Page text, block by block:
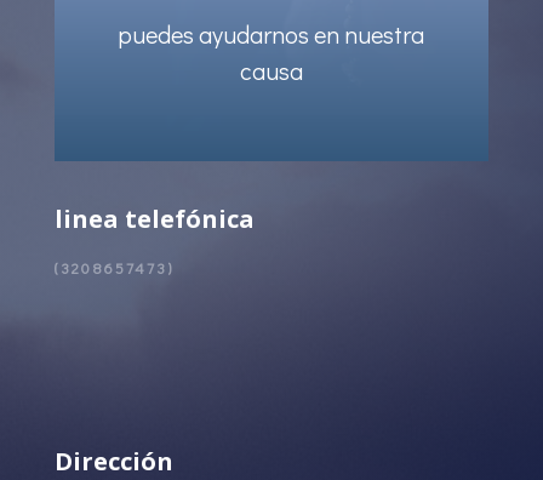
puedes ayudarnos en nuestra
causa
linea telefónica
(3208657473)
Dirección